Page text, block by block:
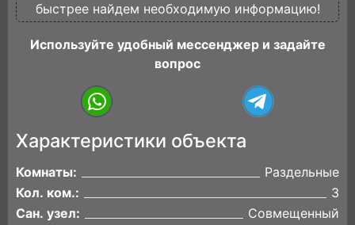
быстрее найдем необходимую информацию!
Используйте удобный мессенджер и задайте
вопрос
Характеристики объекта
Комнаты:
Раздельные
Кол. ком.:
3
Сан. узел:
Совмещенный